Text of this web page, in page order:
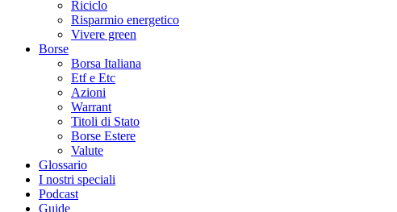
Riciclo
Risparmio energetico
Vivere green
Borse
Borsa Italiana
Etf e Etc
Azioni
Warrant
Titoli di Stato
Borse Estere
Valute
Glossario
I nostri speciali
Podcast
Guide